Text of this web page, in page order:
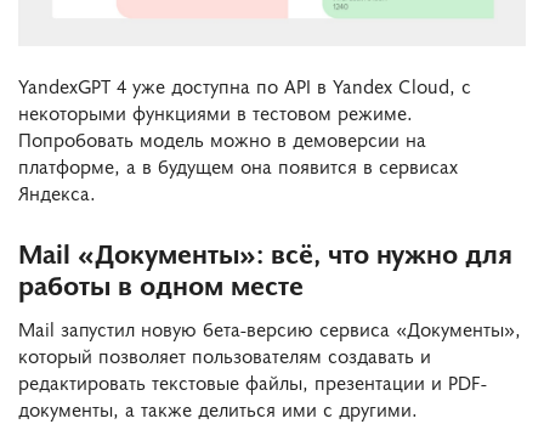
YandexGPT 4 уже доступна по API в Yandex Cloud, с
некоторыми функциями в тестовом режиме.
Попробовать модель можно в демоверсии на
платформе, а в будущем она появится в сервисах
Яндекса.
Mail «Документы»: всё, что нужно для
работы в одном месте
Mail запустил новую бета-версию сервиса «Документы»,
который позволяет пользователям создавать и
редактировать текстовые файлы, презентации и PDF-
документы, а также делиться ими с другими.